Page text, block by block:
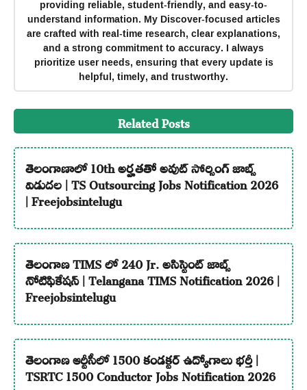
providing reliable, student-friendly, and easy-to-
understand information. My Discover-focused articles
are crafted with real-time research, clear explanations,
and a strong commitment to accuracy. I always
prioritize user needs, ensuring that every update is
helpful, timely, and trustworthy.
Related Posts
తెలంగాణాలో 10th అర్హతతో అవుట్ సోర్సింగ్ జాబ్స్
విడుదల | TS Outsourcing Jobs Notification 2026
| Freejobsintelugu
తెలంగాణ TIMS లో 240 Jr. అసిస్టెంట్ జాబ్స్
నోటిఫికేషన్ | Telangana TIMS Notification 2026 |
Freejobsintelugu
తెలంగాణ ఆర్టీసీలో 1500 కండక్టర్ ఉద్యోగాలు భర్తీ |
TSRTC 1500 Conductor Jobs Notification 2026